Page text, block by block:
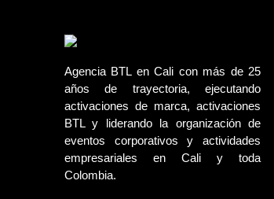
Agencia BTL en Cali con más de 25
años de trayectoria, ejecutando
activaciones de marca, activaciones
BTL y liderando la organización de
eventos corporativos y actividades
empresariales en Cali y toda
Colombia.